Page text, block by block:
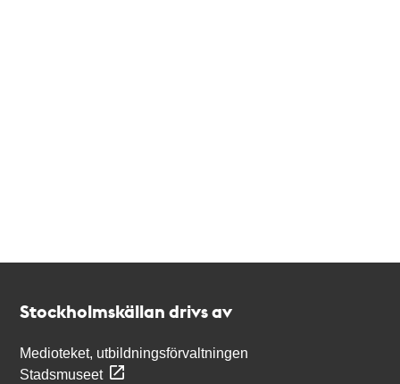
Stockholmskällan drivs av
Medioteket, utbildningsförvaltningen
Stadsmuseet